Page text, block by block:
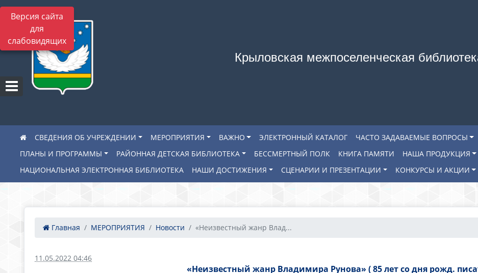
Версия сайта
для
слабовидящих
Крыловская межпоселенческая
СВЕДЕНИЯ ОБ УЧРЕЖДЕНИИ МЕРОПРИЯТИЯ ВАЖНО ЭЛЕКТРОННЫЙ КАТАЛОГ ЧАСТО ЗАДАВАЕМЫЕ ВОПРОСЫ
ПЛАНЫ И ПРОГРАММЫ
РАЙОННАЯ ДЕТСКАЯ БИБЛИОТЕКА БЕССМЕРТНЫЙ ПОЛК КНИГА ПАМЯТИ НАША ПРОДУКЦИЯ
НАЦИОНАЛЬНАЯ ЭЛЕКТРОННАЯ БИБЛИОТЕКА
НАШИ ДОСТИЖЕНИЯ СЦЕНАРИИ И ПРЕЗЕНТАЦИИ КОНКУРСЫ И АКЦИИ
Главная МЕРОПРИЯТИЯ Новости «Неизвестный жанр Влад...
11.05.2022 04:46
«Неизвестный жанр Владимира Рунова» ( 85 лет со дня рожд.